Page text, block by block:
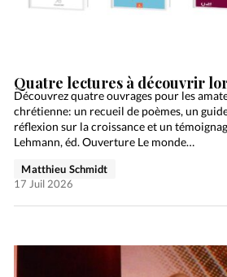
Quatre lectures à découvrir
Découvrez quatre ouvrages pour les
chrétienne: un recueil de poèmes, un
réflexion sur la croissance et un
Lehmann, éd. Ouverture Le monde…
Matthieu Schmidt
17 Juil 2026